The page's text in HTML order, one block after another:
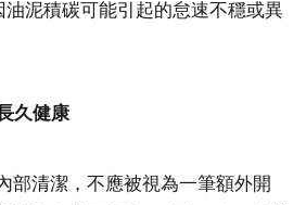
油泥積碳可能引起的怠速不穩或異
久健康
部清潔，不應被視為一筆額外開